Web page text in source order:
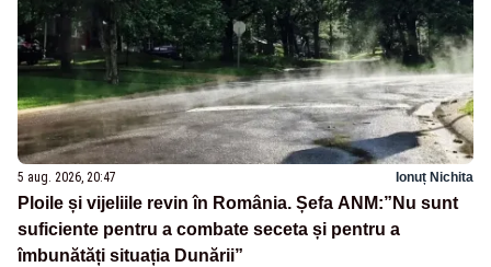
5 aug. 2026, 20:47 Ionuț Nichita
Ploile și vijeliile revin în România. Șefa ANM:”Nu sunt
suficiente pentru a combate seceta și pentru a
îmbunătăți situația Dunării”